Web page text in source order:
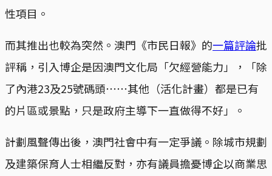
性項目。
而其推出也較為突然。澳門《市民日報》的一篇評論批
評稱，引入博企是因澳門文化局「欠經營能力」，「除
了內港23及25號碼頭⋯⋯其他（活化計畫）都是已有
的片區或景點，只是政府主導下一直做得不好」。
計劃風聲傳出後，澳門社會中有一定爭議。除城市規劃
及建築保育人士相繼反對，亦有議員擔憂博企以商業思